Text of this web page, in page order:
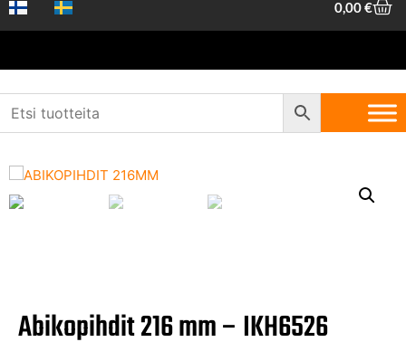
0,00€
Etusivu Koneet ja työkalut
/ Abikopihdit 216
Abikopihdit 216 mm – IKH6526